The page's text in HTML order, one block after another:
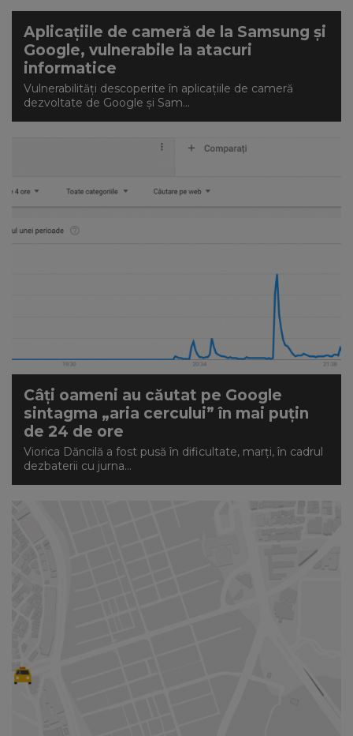
Aplicațiile de cameră de la Samsung și
Google, vulnerabile la atacuri
informatice
Vulnerabilități descoperite în aplicațiile de cameră
dezvoltate de Google și Sam...
Câți oameni au căutat pe Google
sintagma „aria cercului” în mai puțin
de 24 de ore
Viorica Dăncilă a fost pusă în dificultate, marţi, în cadrul
dezbaterii cu jurna...